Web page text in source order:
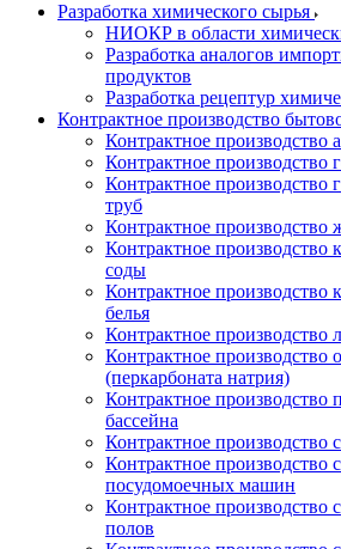
Разработка химического сырья
НИОКР в области
Разработка аналогов
продуктов
Разработка рецептур
Контрактное производство
Контрактное производство
Контрактное производство
Контрактное производство
труб
Контрактное производство
Контрактное производство
соды
Контрактное производство
белья
Контрактное производство
Контрактное производство
(перкарбоната натрия)
Контрактное производство
бассейна
Контрактное производство
Контрактное производство
посудомоечных машин
Контрактное производство
полов